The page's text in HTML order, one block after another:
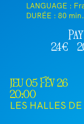
LANGUAGE :
DURÉE : 80 min.
jeu 05 Fév 26
20:00
LES HALLES
24€